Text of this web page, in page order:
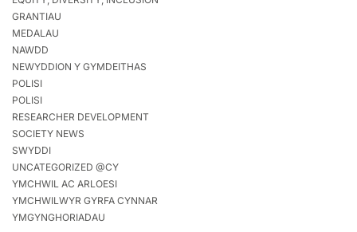
GRANTIAU
MEDALAU
NAWDD
NEWYDDION Y GYMDEITHAS
POLISI
POLISI
RESEARCHER DEVELOPMENT
SOCIETY NEWS
SWYDDI
UNCATEGORIZED @CY
YMCHWIL AC ARLOESI
YMCHWILWYR GYRFA CYNNAR
YMGYNGHORIADAU